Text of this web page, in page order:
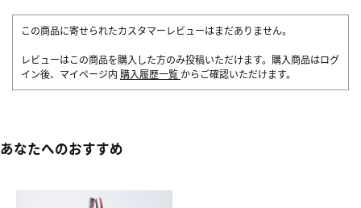
この商品に寄せられたカスタマーレビューはまだありません。
レビューはこの商品を購入した方のみ投稿いただけます。購入商品はログ
イン後、マイページ内 購入履歴一覧 からご確認いただけます。
あなたへのおすすめ